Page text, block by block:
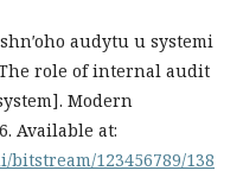
audytu u systemi
role of internal audit
Modern
Available at:
123456789/138